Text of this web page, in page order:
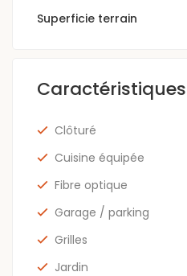
Superficie terrain
Caractéristiques
Clôturé
Cuisine équipée
Fibre optique
Garage / parking
Grilles
Jardin